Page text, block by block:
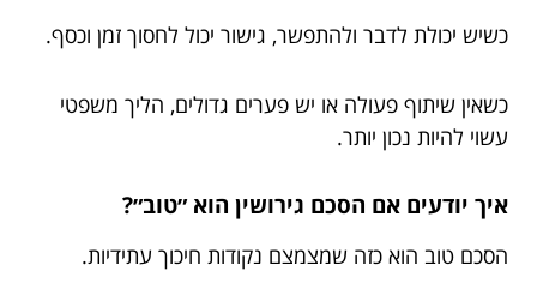
כשיש יכולת לדבר ולהתפשר, גישור יכול לחסוך זמן וכסף.
כשאין שיתוף פעולה או יש פערים גדולים, הליך משפטי
עשוי להיות נכון יותר.
איך יודעים אם הסכם גירושין הוא ״טוב״?
הסכם טוב הוא כזה שמצמצם נקודות חיכוך עתידיות.